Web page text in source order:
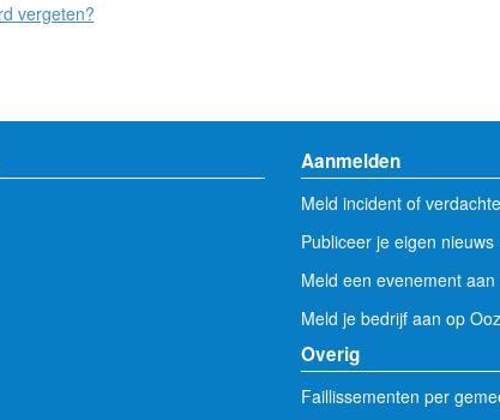
vergeten?
Aanmelden
Meld incident of
Publiceer je eigen nieuws
Meld een evenement aan
Meld je bedrijf aan op
Overig
Faillissementen per